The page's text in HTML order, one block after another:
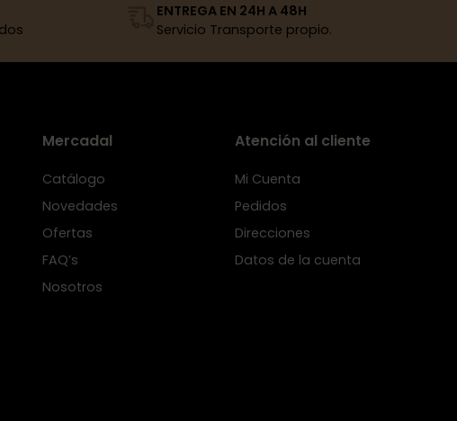
ENTREGA EN 24H A 48H
Servicio Transporte propio.
Mercadal
Catálogo
Novedades
Ofertas
FAQ’s
Nosotros
Atención al cliente
Mi Cuenta
Pedidos
Direcciones
Datos de la cuenta